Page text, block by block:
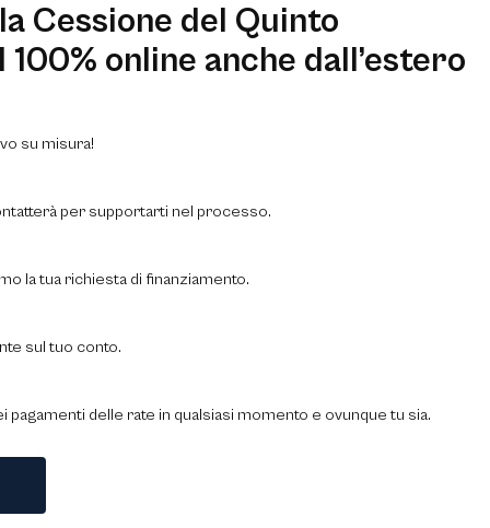
Cessione del Quinto
100% online anche dall’estero
su misura!
per supportarti nel processo.
la tua richiesta di finanziamento.
sul tuo conto.
pagamenti delle rate in qualsiasi momento e ovunque tu sia.